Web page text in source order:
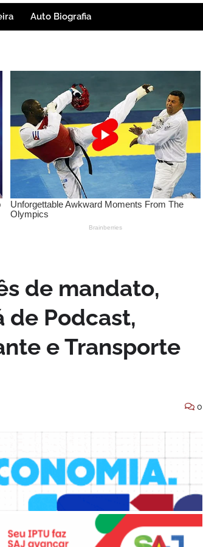
Auto Biografia
de mandato,
de Podcast,
e Transporte
0